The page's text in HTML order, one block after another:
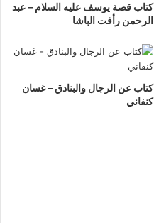
كتاب قصة يوسف عليه السلام – عبد
الرحمن رأفت الباشا
كتاب عن الرجال والبنادق – غسان
كنفاني